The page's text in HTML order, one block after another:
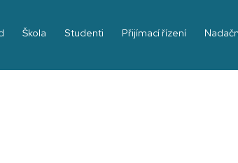
Škola Studenti Přijímací řízení